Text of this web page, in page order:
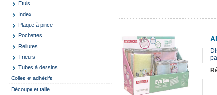
Etuis
Index
Plaque à pince
Pochettes
Reliures
Trieurs
Tubes à dessins
Colles et adhésifs
Découpe et taille